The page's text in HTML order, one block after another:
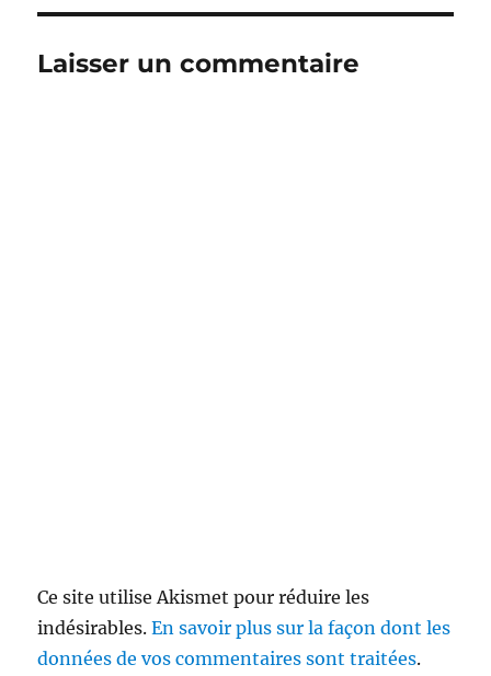
Laisser un commentaire
Ce site utilise Akismet pour réduire les
indésirables.En savoir plus sur la façon dont les
données de vos commentaires sont traitées.